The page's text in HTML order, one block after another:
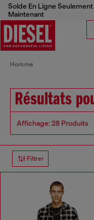
Solde En Ligne
Maintenant
Homme
Résultats
Affichage: 28 Produits
Filtrer